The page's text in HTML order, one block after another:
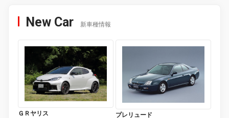
New Car 新車種情報
ＧＲヤリス プレリュード